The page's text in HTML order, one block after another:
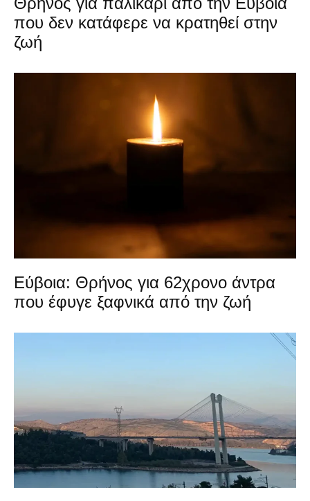
που δεν κατάφερε να κρατηθεί στην
ζωή
Εύβοια: Θρήνος για 62χρονο άντρα
που έφυγε ξαφνικά από την ζωή